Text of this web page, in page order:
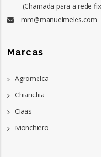
(Chamada para a rede
mm@manuelmeles.com
Marcas
Agromelca
Chianchia
Claas
Monchiero